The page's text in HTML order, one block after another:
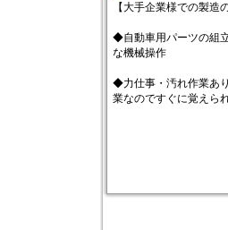
【大手企業様での製造
◆自動車用パーツの組
な機械操作
◆力仕事・汚れ作業あ
業なのですぐに覚えら